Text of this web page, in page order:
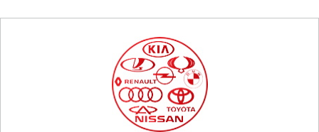
Череповец
Ярославль